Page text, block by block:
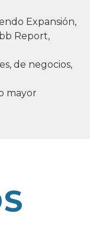
Expansión,
Report,
de negocios,
mayor